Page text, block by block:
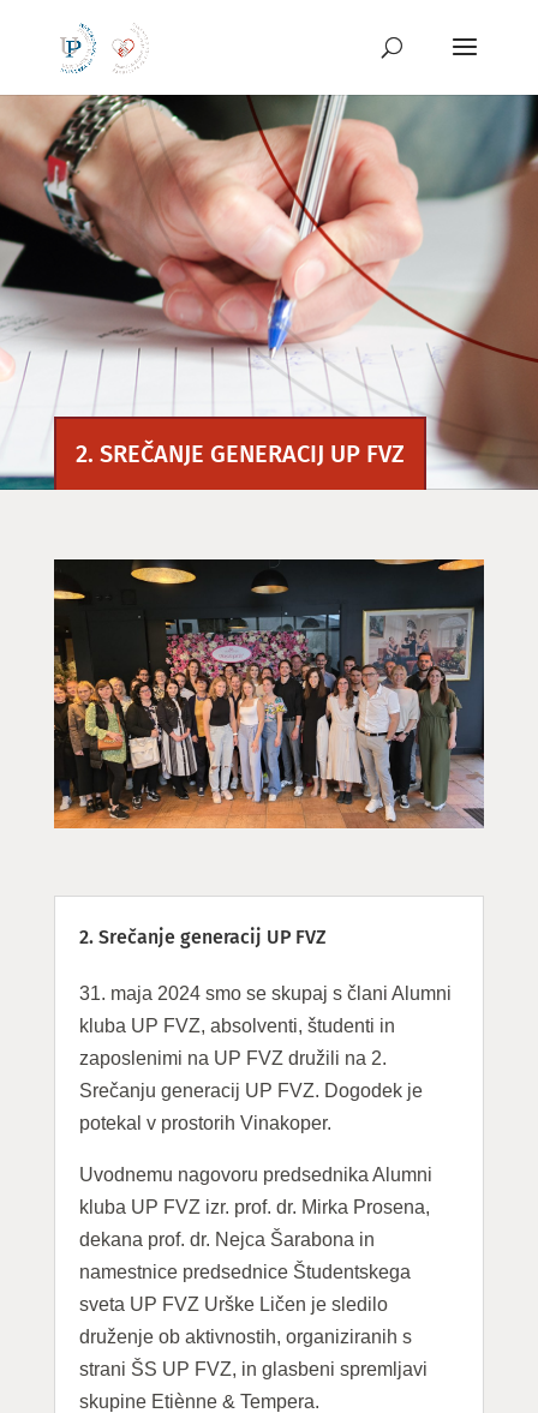
vsebino
2. SREČANJE GENERACIJ UP FVZ
2. Srečanje generacij UP FVZ
31. maja 2024 smo se skupaj s člani Alumni
kluba UP FVZ, absolventi, študenti in
zaposlenimi na UP FVZ družili na 2.
Srečanju generacij UP FVZ. Dogodek je
potekal v prostorih Vinakoper.
Uvodnemu nagovoru predsednika Alumni
kluba UP FVZ izr. prof. dr. Mirka Prosena,
dekana prof. dr. Nejca Šarabona in
namestnice predsednice Študentskega
sveta UP FVZ Urške Ličen je sledilo
druženje ob aktivnostih, organiziranih s
strani ŠS UP FVZ, in glasbeni spremljavi
skupine Etiènne & Tempera.